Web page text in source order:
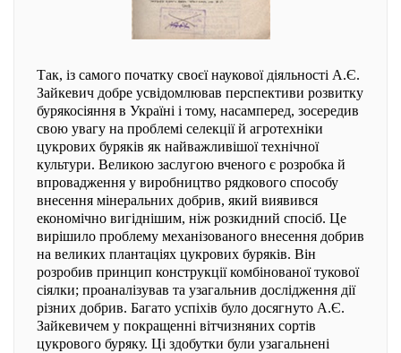
Так, із самого початку своєї наукової діяльності А.Є.
Зайкевич добре усвідомлював перспективи розвитку
бурякосіяння в Україні і тому, насамперед, зосередив
свою увагу на проблемі селекції й агротехніки
цукрових буряків як найважливішої технічної
культури. Великою заслугою вченого є розробка й
впровадження у виробництво рядкового способу
внесення мінеральних добрив, який виявився
економічно вигіднішим, ніж розкидний спосіб. Це
вирішило проблему механізованого внесення добрив
на великих плантаціях цукрових буряків. Він
розробив принцип конструкції комбінованої тукової
сіялки; проаналізував та узагальнив дослідження дії
різних добрив. Багато успіхів було досягнуто А.Є.
Зайкевичем у покращенні вітчизняних сортів
цукрового буряку. Ці здобутки були узагальнені